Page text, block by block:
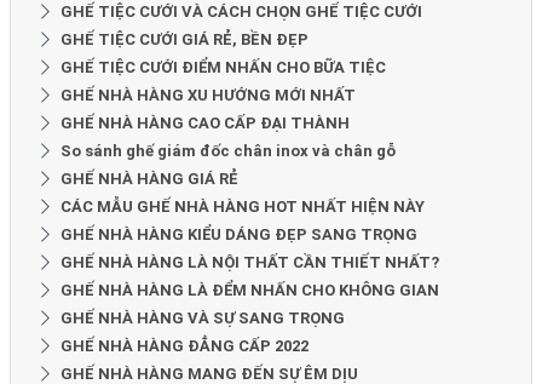
GHẾ TIỆC CƯỚI VÀ CÁCH CHỌN GHẾ TIỆC CƯỚI
GHẾ TIỆC CƯỚI GIÁ RẺ, BỀN ĐẸP
GHẾ TIỆC CƯỚI ĐIỂM NHẤN CHO BỮA TIỆC
GHẾ NHÀ HÀNG XU HƯỚNG MỚI NHẤT
GHẾ NHÀ HÀNG CAO CẤP ĐẠI THÀNH
So sánh ghế giám đốc chân inox và chân gỗ
GHẾ NHÀ HÀNG GIÁ RẺ
CÁC MẪU GHẾ NHÀ HÀNG HOT NHẤT HIỆN NÀY
GHẾ NHÀ HÀNG KIỂU DÁNG ĐẸP SANG TRỌNG
GHẾ NHÀ HÀNG LÀ NỘI THẤT CẦN THIẾT NHẤT?
GHẾ NHÀ HÀNG LÀ ĐỂM NHẤN CHO KHÔNG GIAN
GHẾ NHÀ HÀNG VÀ SỰ SANG TRỌNG
GHẾ NHÀ HÀNG ĐẲNG CẤP 2022
GHẾ NHÀ HÀNG MANG ĐẾN SỰ ÊM DỊU